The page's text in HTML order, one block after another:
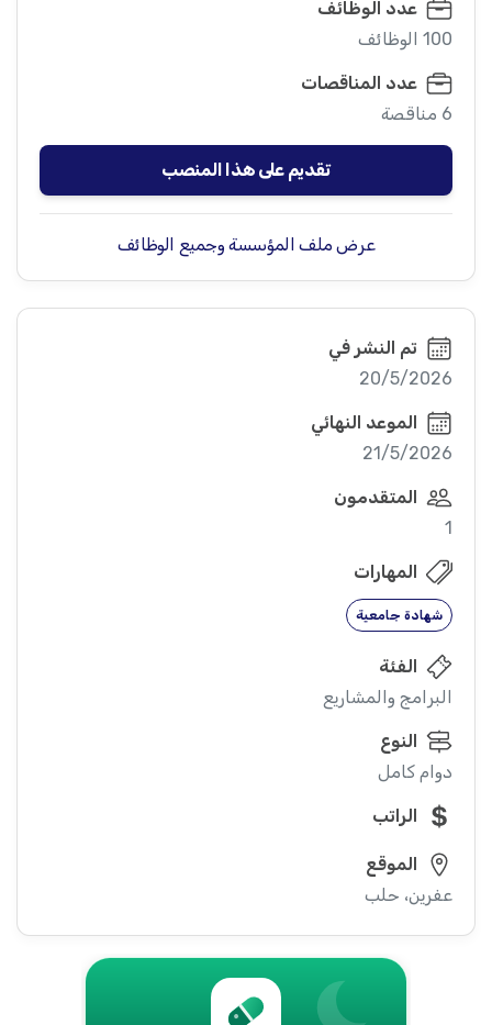
عدد الوظائف
100 الوظائف
عدد المناقصات
6 مناقصة
تقديم على هذا المنصب
عرض ملف المؤسسة وجميع الوظائف
تم النشر في
20/5/2026
الموعد النهائي
21/5/2026
المتقدمون
1
المهارات
شهادة جامعية
الفئة
البرامج والمشاريع
النوع
دوام كامل
الراتب
الموقع
عفرين، حلب